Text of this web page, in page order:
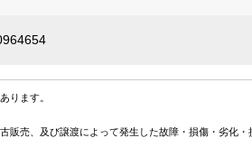
ります。
売、及び譲渡によって発生した故障・損傷・劣化